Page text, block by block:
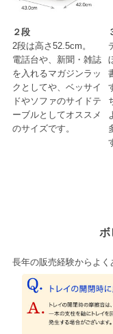
２段
2段は高さ52.5cm。
電話台や、新聞・雑誌
を入れるマガジンラッ
クとしてや、ベッサイ
ドやソファのサイドテ
ーブルとしてオススメ
のサイズです。
ボ
長年の販売経験からよく